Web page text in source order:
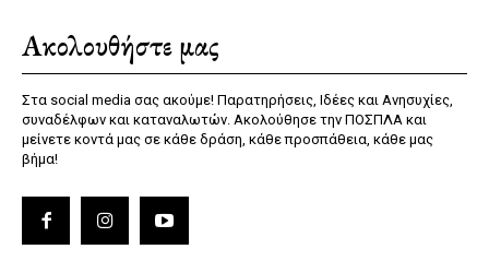
Ακολουθήστε μας
Στα social media σας ακούμε! Παρατηρήσεις, Ιδέες και Ανησυχίες,
συναδέλφων και καταναλωτών. Ακολούθησε την ΠΟΣΠΛΑ και
μείνετε κοντά μας σε κάθε δράση, κάθε προσπάθεια, κάθε μας
βήμα!